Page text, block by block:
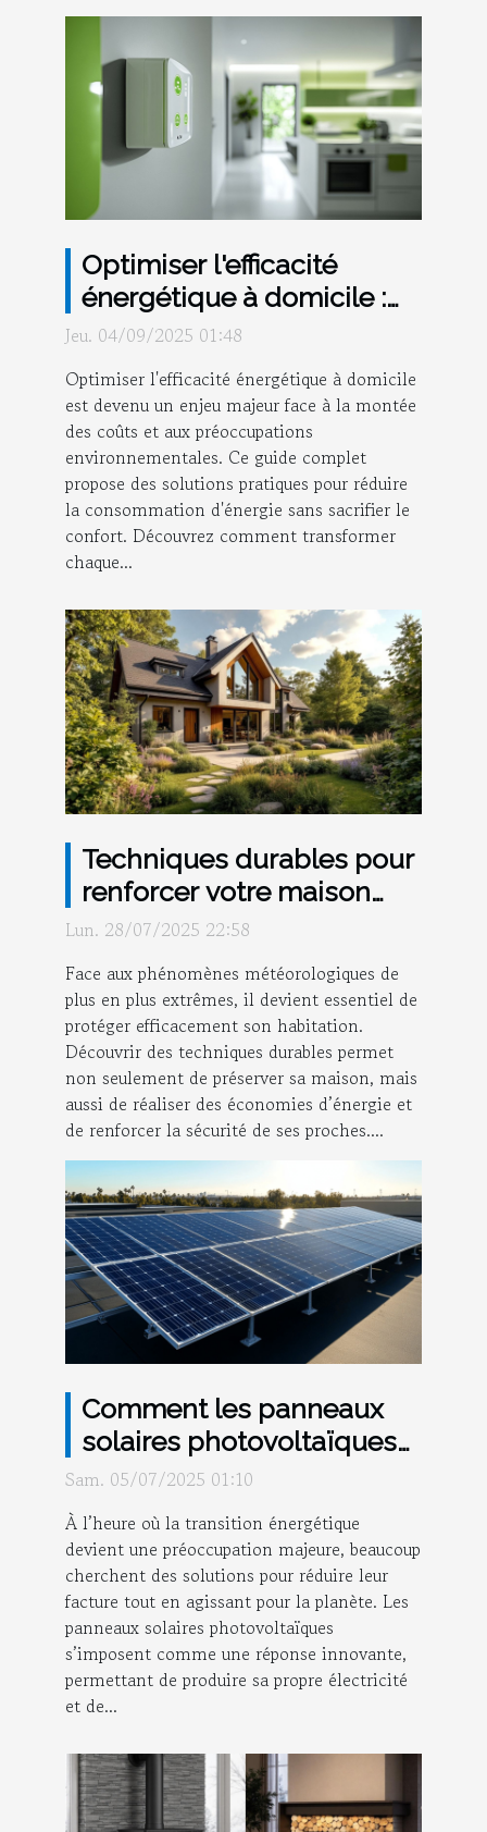
Optimiser l'efficacité
énergétique à domicile :
un guide complet
Jeu. 04/09/2025 01:48
Optimiser l'efficacité énergétique à domicile
est devenu un enjeu majeur face à la montée
des coûts et aux préoccupations
environnementales. Ce guide complet
propose des solutions pratiques pour réduire
la consommation d'énergie sans sacrifier le
confort. Découvrez comment transformer
chaque...
Techniques durables pour
renforcer votre maison
contre les intempéries
Lun. 28/07/2025 22:58
Face aux phénomènes météorologiques de
plus en plus extrêmes, il devient essentiel de
protéger efficacement son habitation.
Découvrir des techniques durables permet
non seulement de préserver sa maison, mais
aussi de réaliser des économies d’énergie et
de renforcer la sécurité de ses proches....
Comment les panneaux
solaires photovoltaïques
optimisent-ils votre
consommation d'énergie ?
Sam. 05/07/2025 01:10
À l’heure où la transition énergétique
devient une préoccupation majeure, beaucoup
cherchent des solutions pour réduire leur
facture tout en agissant pour la planète. Les
panneaux solaires photovoltaïques
s’imposent comme une réponse innovante,
permettant de produire sa propre électricité
et de...